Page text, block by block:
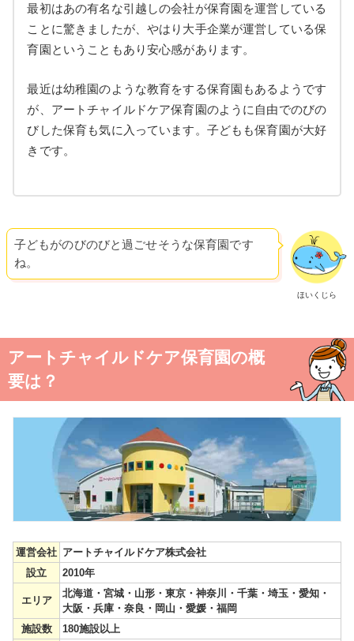
最初はあの有名な引越しの会社が保育園を運営している
ことに驚きましたが、やはり大手企業が運営している保
育園ということもあり安心感があります。
最近は幼稚園のような教育をする保育園もあるようです
が、アートチャイルドケア保育園のように自由でのびの
びした保育も気に入っています。子どもも保育園が大好
きです。
ほいくじら
子どもがのびのびと過ごせそうな保育園です
ね。
アートチャイルドケア保育園の概
要は？
運営会社 アートチャイルドケア株式会社
設立
2010年
エリア
北海道・宮城・山形・東京・神奈川・千葉・埼玉・愛知・
大阪・兵庫・奈良・岡山・愛媛・福岡
施設数
180施設以上